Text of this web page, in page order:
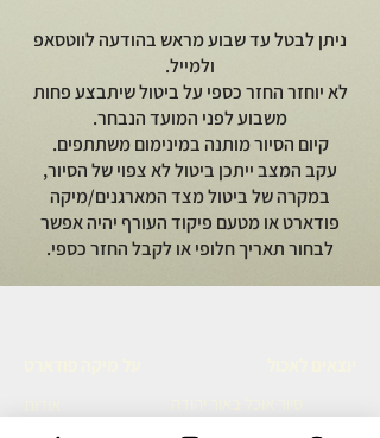
ניתן לבטל עד שבוע מראש בהודעה לווטסאפ
ולמייל.
לא יוחזר החזר כספי על ביטול שיתבצע פחות
משבוע לפני המועד הנבחר.
קיום הסיור מותנה במינימום משתתפים.
עקב המצב ייתכן ביטול לא צפוי של הסיור,
במקרה של ביטול מצד המארגנים/מיקה
פודארט או מטעם פיקוד העורף יהיה אפשר
לבחור תאריך חלופי או לקבל החזר כספי.